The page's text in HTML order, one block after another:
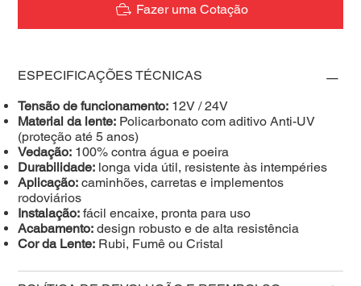
Fazer uma Cotação
ESPECIFICAÇÕES TÉCNICAS
Tensão de funcionamento: 12V / 24V
Material da lente: Policarbonato com aditivo Anti-UV
(proteção até 5 anos)
Vedação: 100% contra água e poeira
Durabilidade: longa vida útil, resistente às intempéries
Aplicação: caminhões, carretas e implementos
rodoviários
Instalação: fácil encaixe, pronta para uso
Acabamento: design robusto e de alta resistência
Cor da Lente: Rubi, Fumê ou Cristal